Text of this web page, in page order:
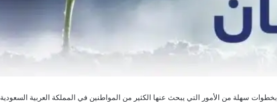
التسجيل في منصة إحسان لتسديد الديون 1447 بخطوات سهلة من الأمور التي يبحث عنها الكثير من المواطنين في المملكة العربية السعودية